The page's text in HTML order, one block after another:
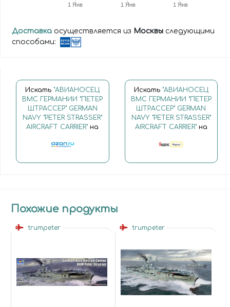
1 Янв 1 Янв 1 Янв
Доставка осуществляется из Москвы следующими
способами:
Искать "АВИАНОСЕЦ
ВМС ГЕРМАНИИ "ПЕТЕР
ШТРАССЕР" GERMAN
NAVY "PETER STRASSER"
AIRCRAFT CARRIER" на
Искать "АВИАНОСЕЦ
ВМС ГЕРМАНИИ "ПЕТЕР
ШТРАССЕР" GERMAN
NAVY "PETER STRASSER"
AIRCRAFT CARRIER"на
Похожие продукты
trumpeter trumpeter